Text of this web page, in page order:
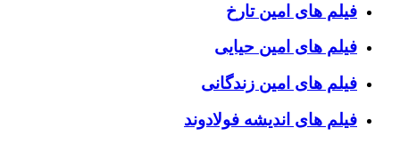
فیلم های امین تارخ
فیلم های امین حیایی
فیلم های امین زندگانی
فیلم های اندیشه فولادوند